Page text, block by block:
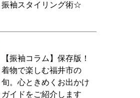
振袖スタイリング術☆
【振袖コラム】保存版！
着物で楽しむ福井市の
旬。心ときめくお出かけ
ガイドをご紹介します